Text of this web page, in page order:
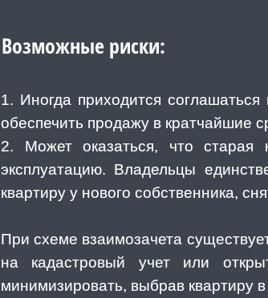
Возможные риски:
1. Иногда приходится
обеспечить продажу в кратчайшие
2. Может оказаться, что
эксплуатацию. Владельцы
квартиру у нового собственника,
При схеме взаимозачета
на кадастровый учет или
минимизировать, выбрав квартиру